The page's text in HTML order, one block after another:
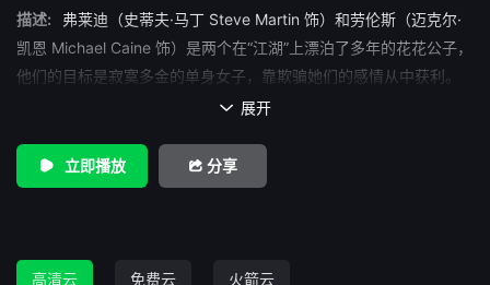
描述:
弗莱迪（史蒂夫·马丁 Steve Martin 饰）和劳伦斯（迈克尔·
凯恩 Michael Caine 饰）是两个在“江湖”上漂泊了多年的花花公子，
他们的目标是寂寞多金的单身女子，靠欺骗她们的感情从中获利。
从某种意义上来说，弗莱迪和劳伦斯也算是老同行了，因此，他们
Glenne Headly 饰）的姑娘出现在了两个爱情骗子的面前，她的漂
亮和性感很快吸引了两人的注意。以珍妮特为目标，弗莱迪和劳伦
这场游戏中，事态的发展逐渐脱离了他们的掌控。
 展开
立即播放 分享
高清云 免费云 火箭云